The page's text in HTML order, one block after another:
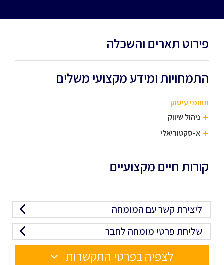
פירוט תארים והשכלה
התמחויות ומידע מקצועי משלים
תחומי עיסוק
ניהול שיווק
א-סקטוריאלי
קורות חיים מקצועיים
ליצירת קשר עם המומחה
שליחת פרטי מומחה לחבר
לצפיה בפרטי התקשרות